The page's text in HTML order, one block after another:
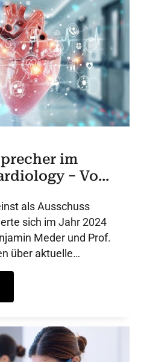
im
− Vom
Sektion
als Ausschuss
sich im Jahr 2024
Meder und Prof.
über aktuelle
der Sektion und